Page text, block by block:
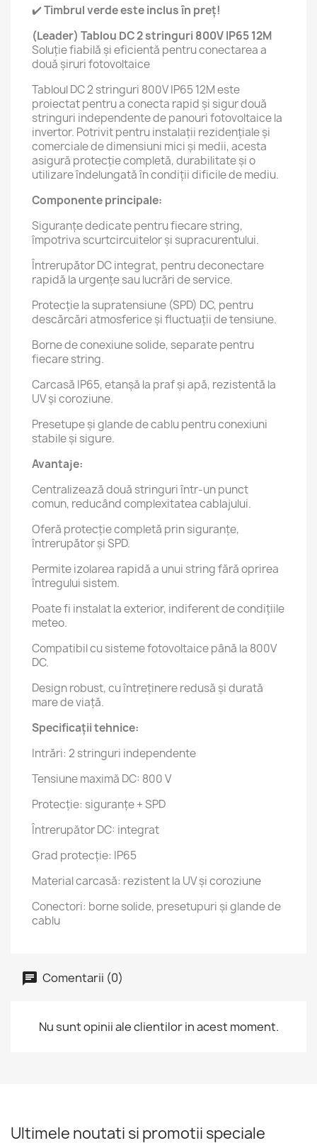
✔️Timbrul verde este inclus în preț!
(Leader) Tablou DC 2 stringuri 800V IP65 12M
Soluție fiabilă și eficientă pentru conectarea a
două șiruri fotovoltaice
Tabloul DC 2 stringuri 800V IP65 12M este
proiectat pentru a conecta rapid și sigur două
stringuri independente de panouri fotovoltaice la
invertor. Potrivit pentru instalații rezidențiale și
comerciale de dimensiuni mici și medii, acesta
asigură protecție completă, durabilitate și o
utilizare îndelungată în condiții dificile de mediu.
Componente principale:
Siguranțe dedicate pentru fiecare string,
împotriva scurtcircuitelor și supracurentului.
Întrerupător DC integrat, pentru deconectare
rapidă la urgențe sau lucrări de service.
Protecție la supratensiune (SPD) DC, pentru
descărcări atmosferice și fluctuații de tensiune.
Borne de conexiune solide, separate pentru
fiecare string.
Carcasă IP65, etanșă la praf și apă, rezistentă la
UV și coroziune.
Presetupe și glande de cablu pentru conexiuni
stabile și sigure.
Avantaje:
Centralizează două stringuri într-un punct
comun, reducând complexitatea cablajului.
Oferă protecție completă prin siguranțe,
întrerupător și SPD.
Permite izolarea rapidă a unui string fără oprirea
întregului sistem.
Poate fi instalat la exterior, indiferent de condițiile
meteo.
Compatibil cu sisteme fotovoltaice până la 800V
DC.
Design robust, cu întreținere redusă și durată
mare de viață.
Specificații tehnice:
Intrări: 2 stringuri independente
Tensiune maximă DC: 800 V
Protecție: siguranțe + SPD
Întrerupător DC: integrat
Grad protecție: IP65
Material carcasă: rezistent la UV și coroziune
Conectori: borne solide, presetupuri și glande de
cablu
Comentarii (0)
Nu sunt opinii ale clientilor in acest moment.
Ultimele noutati si promotii speciale